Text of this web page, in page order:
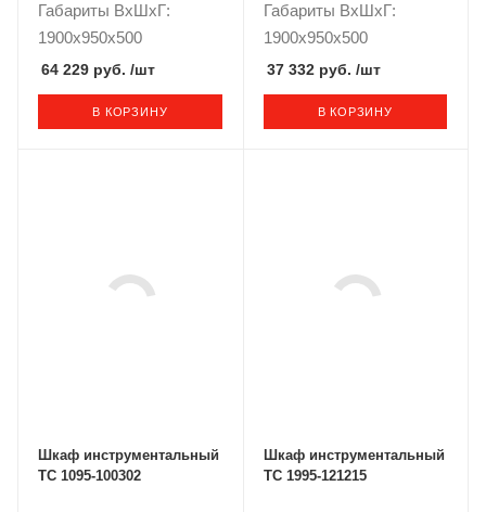
Габариты ВxШxГ:
1900x950x500
64 229 руб. /шт
В КОРЗИНУ
Габариты ВxШxГ:
1900x950x500
37 332 руб. /шт
В КОРЗИНУ
Шкаф инструментальный
ТС 1095-100302
Шкаф инструментальный
ТС 1995-121215